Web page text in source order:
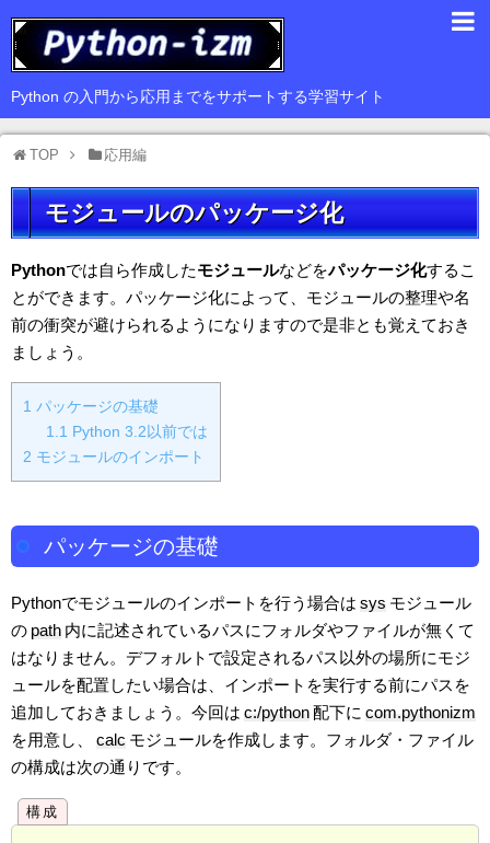
Python の入門から応用までをサポートする学習サイト
TOP 応用編
モジュールのパッケージ化
Pythonでは自ら作成したモジュールなどをパッケージ化するこ
とができます。パッケージ化によって、モジュールの整理や名
前の衝突が避けられるようになりますので是非とも覚えておき
ましょう。
1 パッケージの基礎
1.1 Python 3.2以前では
2 モジュールのインポート
パッケージの基礎
Pythonでモジュールのインポートを行う場合は sys モジュール
の path 内に記述されているパスにフォルダやファイルが無くて
はなりません。デフォルトで設定されるパス以外の場所にモジ
ュールを配置したい場合は、インポートを実行する前にパスを
追加しておきましょう。今回は c:/python配下に com.pythonizm
を用意し、
calc モジュールを作成します。フォルダ・ファイル
の構成は次の通りです。
入門編
基礎編
豆知識
サードパーティ
Web
GUI
データ解析